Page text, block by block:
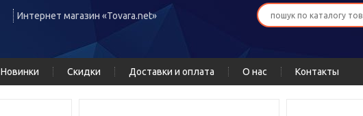
Интернет магазин «Tovara.net»
Новинки Скидки Доставки и оплата О нас Контакты